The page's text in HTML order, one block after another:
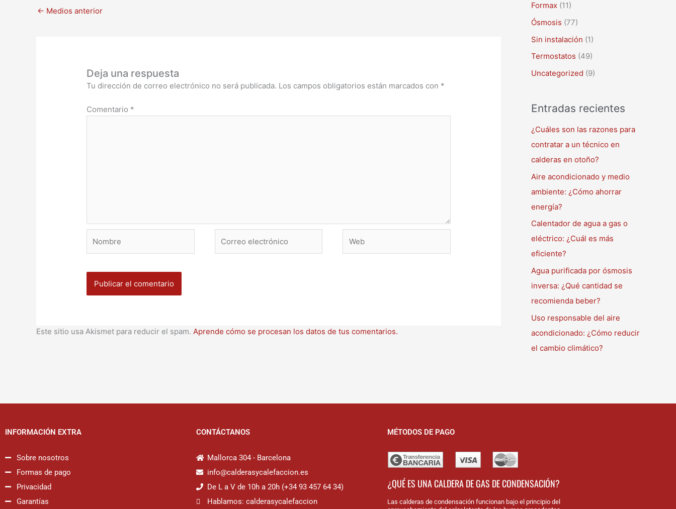
← Medios anterior
Deja una respuesta
Tu dirección de correo electrónico no será publicada. Los campos obligatorios están marcados con *
Comentario *
electrónico
Este sitio usa Akismet para reducir el spam. Aprende cómo se procesan los datos de tus comentarios.
Formax (11)
Ósmosis (77)
Sin instalación (1)
Termostatos (49)
Uncategorized (9)
Entradas recientes
¿Cuáles son las razones para
contratar a un técnico en
calderas en otoño?
Aire acondicionado y medio
ambiente: ¿Cómo ahorrar
energía?
Calentador de agua a gas o
eléctrico: ¿Cuál es más
eficiente?
Agua purificada por ósmosis
inversa: ¿Qué cantidad se
recomienda beber?
Uso responsable del aire
acondicionado: ¿Cómo reducir
el cambio climático?
INFORMACIÓN EXTRA
Sobre nosotros
Formas de pago
Privacidad
Garantías
CONTÁCTANOS
Mallorca 304 - Barcelona
info@calderasycalefaccion.es
De L a V de 10h a 20h (+34 93 457 64 34)
Hablamos: calderasycalefaccion
MÉTODOS DE PAGO
¿QUÉ ES UNA CALDERA DE GAS DE CONDENSACIÓN?
Las calderas de condensación funcionan bajo el principio del